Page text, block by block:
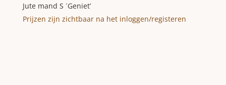
Jute mand S ´Geniet’
Prijzen zijn zichtbaar na het inloggen/registeren